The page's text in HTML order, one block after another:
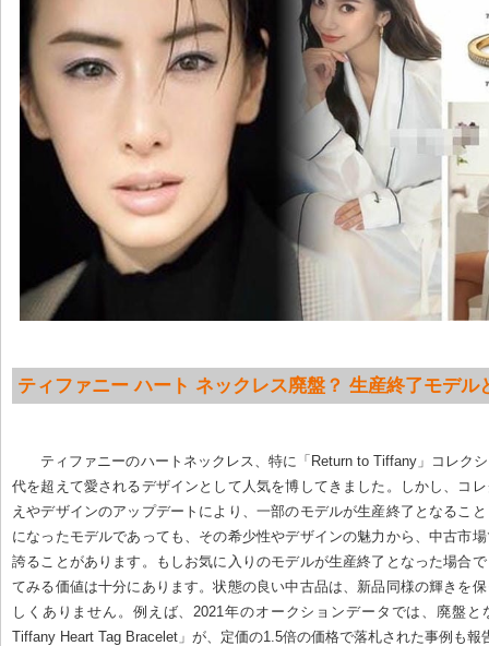
ティファニー ハート ネックレス廃盤？ 生産終了モデル
ティファニーのハートネックレス、特に「Return to Tiffany」コレク
代を超えて愛されるデザインとして人気を博してきました。しかし、コ
えやデザインのアップデートにより、一部のモデルが生産終了となるこ
になったモデルであっても、その希少性やデザインの魅力から、中古市
誇ることがあります。もしお気に入りのモデルが生産終了となった場合
てみる価値は十分にあります。状態の良い中古品は、新品同様の輝きを
しくありません。例えば、2021年のオークションデータでは、廃盤と
Tiffany Heart Tag Bracelet」が、定価の1.5倍の価格で落札された事例も報